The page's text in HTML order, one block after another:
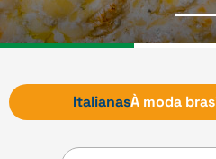
ItalianasÀ moda